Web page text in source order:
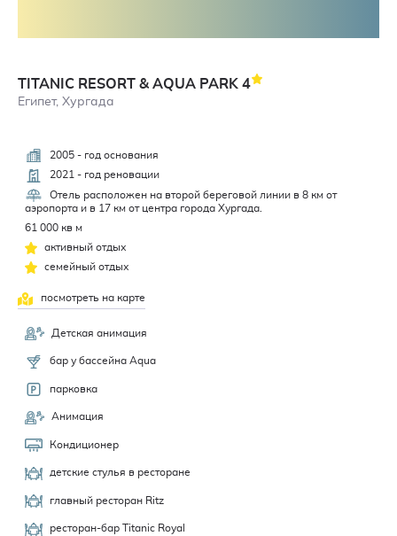
TITANIC RESORT & AQUA PARK 4
Египет, Хургада
2005 - год основания
2021 - год реновации
Отель расположен на второй береговой линии в 8 км от
аэропорта и в 17 км от центра города Хургада.
61 000 кв м
активный отдых
семейный отдых
посмотреть на карте
Детская анимация
бар у бассейна Aqua
парковка
Анимация
Кондиционер
детские стулья в ресторане
главный ресторан Ritz
ресторан-бар Titanic Royal